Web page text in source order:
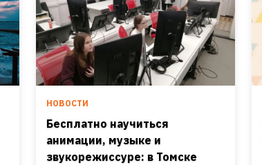
НОВОСТИ
Бесплатно научиться
анимации, музыке и
звукорежиссуре: в Томске